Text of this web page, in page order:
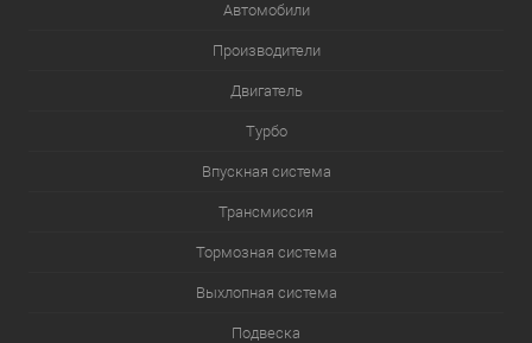
Автомобили
Производители
Двигатель
Турбо
Впускная система
Трансмиссия
Тормозная система
Выхлопная система
Подвеска